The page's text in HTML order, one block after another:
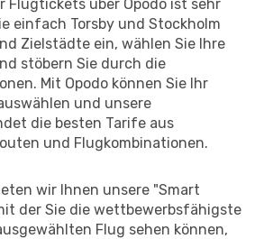
Flugtickets über Opodo ist sehr
einfach Torsby und Stockholm
Zielstädte ein, wählen Sie Ihre
stöbern Sie durch die
Mit Opodo können Sie Ihr
und unsere
die besten Tarife aus
und Flugkombinationen.
wir Ihnen unsere "Smart
der Sie die wettbewerbsfähigste
Flug sehen können,